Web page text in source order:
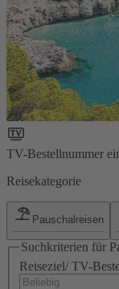
TV-Bestellnummer
Reisekategorie
Pauschalreisen
Suchkriterien für
Reiseziel/ TV-